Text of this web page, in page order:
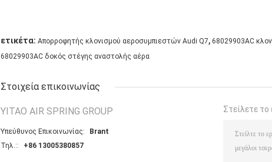
ετικέτα: Απορροφητής κλονισμού αεροσυμπιεστών Audi Q7, 68029903AC
68029903AC δοκός στέγης αναστολής αέρα
Στοιχεία επικοινωνίας
YITAO AIR SPRING GROUP
Υπεύθυνος Επικοινωνίας:
Brant
Τηλ.::
+86 13005380857
Στείλετε